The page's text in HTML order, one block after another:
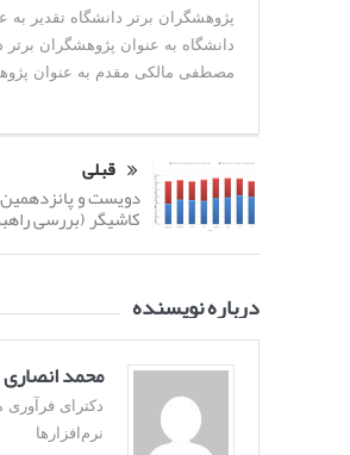
پژوهشگران برتر دانشگاه تقدیر
دانشگاه به عنوان پژوهشگران
مصطفی مالکی مقدم به عنوان
قبلی
دویست و
کاشیگر (بررسی
درباره نویسنده
محمد انصاری
نرم‌افزارها